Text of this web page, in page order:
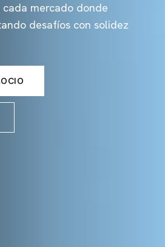
mercado donde
desafíos con solidez